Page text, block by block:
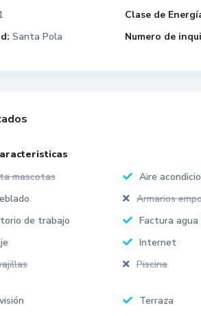
Clase de
Santa Pola Numero de
mascotas
Aire
Armarios
de trabajo
Factura agua
Internet
Piscina
Terraza